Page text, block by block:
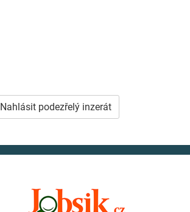
Nahlásit podezřelý inzerát